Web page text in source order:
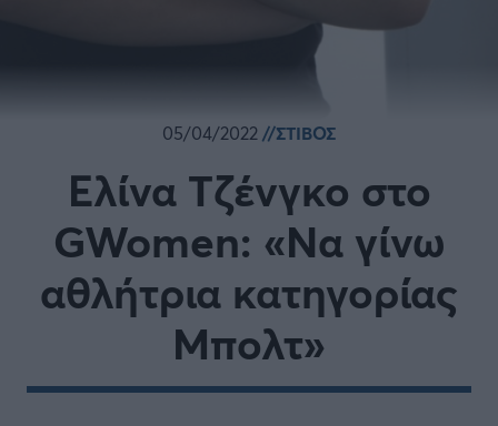
05/04/2022 ΣΤΙΒΟΣ
Ελίνα Τζένγκο στο
GWomen: «Να γίνω
αθλήτρια κατηγορίας
Μπολτ»